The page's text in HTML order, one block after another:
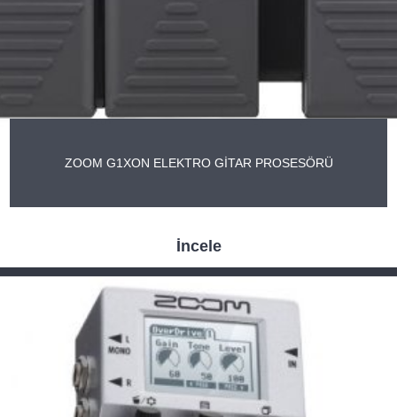
ZOOM G1XON ELEKTRO GİTAR PROSESÖRÜ
İncele